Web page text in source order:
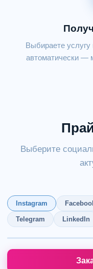
Выбираете услугу
автоматически —
Выберите
Instagram
Telegram LinkedIn